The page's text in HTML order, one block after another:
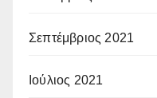
Σεπτέμβριος 2021
Ιούλιος 2021